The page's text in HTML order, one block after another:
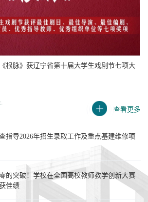
根脉》获辽宁省第十届大学生戏剧节七项大
查看更多
指导2026年招生录取工作及重点基建维修项
零的突破！学校在全国高校教师教学创新大赛
佳绩